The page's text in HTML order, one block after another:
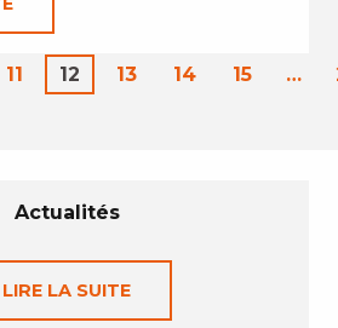
11 12 13 14 15 …
Actualités
LIRE LA SUITE